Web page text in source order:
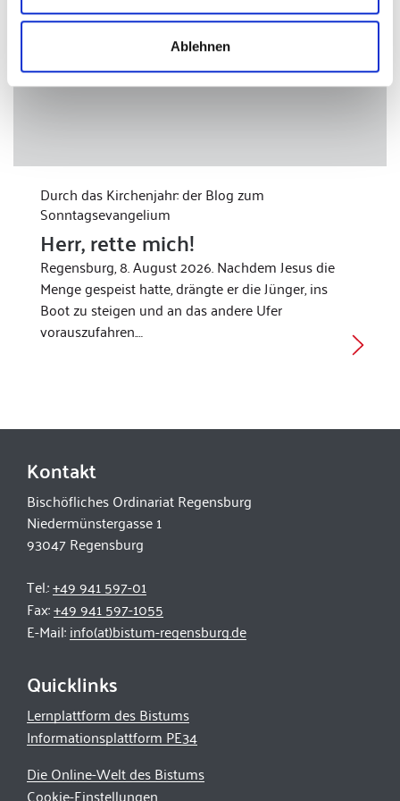
Ablehnen
Durch das Kirchenjahr: der Blog zum
Sonntagsevangelium
Herr, rette mich!
Regensburg, 8. August 2026. Nachdem Jesus die
Menge gespeist hatte, drängte er die Jünger, ins
Boot zu steigen und an das andere Ufer
vorauszufahren.…
Kontakt
Bischöfliches Ordinariat Regensburg
Niedermünstergasse 1
93047 Regensburg
Tel.:+49 941 597-01
Fax:+49 941 597-1055
E-Mail:info(at)bistum-regensburg.de
Quicklinks
Lernplattform des Bistums
Informationsplattform PE34
Die Online-Welt des Bistums
Cookie-Einstellungen